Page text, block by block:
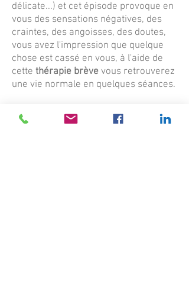
délicate...) et cet épisode provoque en
vous des sensations négatives, des
craintes, des angoisses, des doutes,
vous avez l'impression que quelque
chose est cassé en vous, à l'aide de
cette thérapie brève vous retrouverez
une vie normale en quelques séances.
LeRITMO ou le R-EMDR,sont